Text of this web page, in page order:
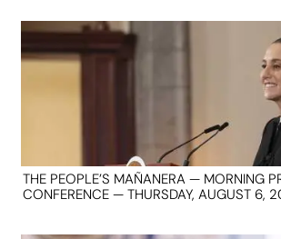
THE PEOPLE’S MAÑANERA — MORNING
CONFERENCE — THURSDAY, AUGUST 6,